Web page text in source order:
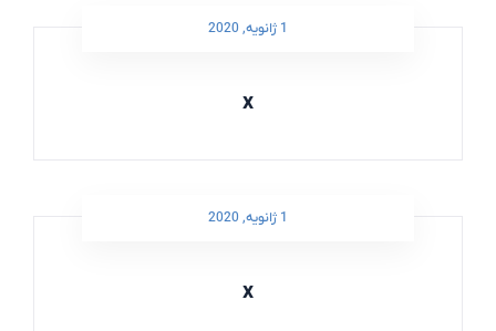
1 ژانویه, 2020
x
1 ژانویه, 2020
x